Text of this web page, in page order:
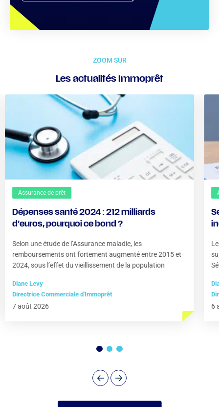
ZOOM SUR
Les actualités Immoprêt
Assurance de prêt
Dépenses santé 2024 : 212 milliards
d’euros, pourquoi ce bond ?
Selon une étude de l’Assurance maladie, les
remboursements ont fortement augmenté entre 2015 et
2024, sous l’effet du vieillissement de la population
Diane Levy
Directrice Commerciale d'Immoprêt
7 août 2026 6